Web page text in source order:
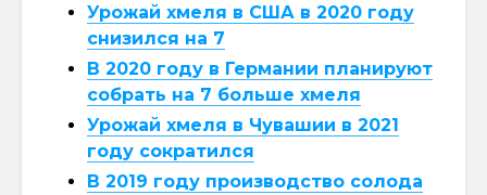
Урожай хмеля в США в 2020 году
снизился на 7
В 2020 году в Германии планируют
собрать на 7 больше хмеля
Урожай хмеля в Чувашии в 2021
году сократился
В 2019 году производство солода